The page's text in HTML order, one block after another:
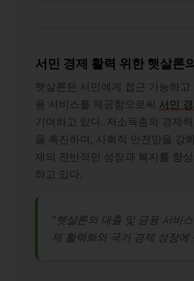
서민 경제 활력 위한 햇살론
햇살론은 서민에게 접근 가능하고
융 서비스를 제공함으로써 서민
기여하고 있다. 저소득층의 경제
을 촉진하며, 사회적 안전망을 강
제의 전반적인 성장과 복지를 향
하고 있다.
“햇살론의 대출 및 금융 서비
제 활력화와 국가 경제 성장에